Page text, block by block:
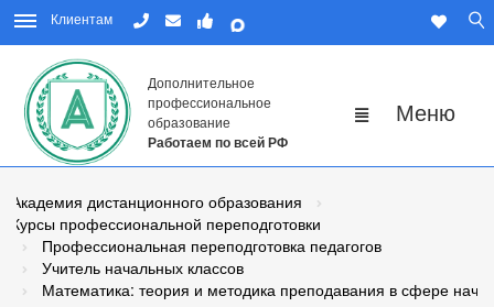
Клиентам
Дополнительное
профессиональное
образование
Работаем по всей РФ
Академия дистанционного образования
Курсы профессиональной переподготовки
Профессиональная переподготовка педагогов
Учитель начальных классов
Математика: теория и методика преподавания в сфере